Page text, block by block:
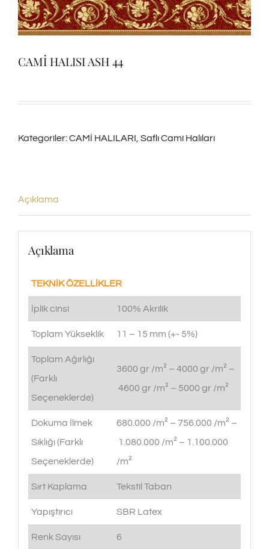
CAMİ HALISI ASH 44
Kategoriler:CAMİ HALILARI Saflı Cami Halıları
Açıklama
Açıklama
TEKNİK ÖZELLİKLER
İplik cinsi 100% Akrilik
Toplam Yükseklik 11 – 15 mm (+- 5%)
Toplam Ağırlığı
(Farklı
Seçeneklerde)
3600 gr /m² – 4000 gr /m² –
4600 gr /m² – 5000 gr /m²
Dokuma İlmek
Sıklığı (Farklı
Seçeneklerde)
680.000 /m² – 756.000 /m² –
1.080.000 /m² – 1.100.000
/m²
Sırt Kaplama Tekstil Taban
Yapıştırıcı SBR Latex
Renk Sayısı 6